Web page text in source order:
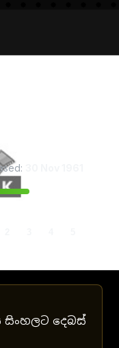
සිංහලට දෙබස්